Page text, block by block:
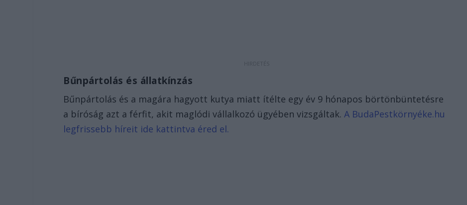
Bűnpártolás és állatkínzás
Bűnpártolás és a magára hagyott kutya miatt ítélte egy év 9 hónapos börtönbüntetésre
a bíróság azt a férfit, akit maglódi vállalkozó ügyében vizsgáltak.A BudaPestkörnyéke.hu
legfrissebb híreit ide kattintva éred el.